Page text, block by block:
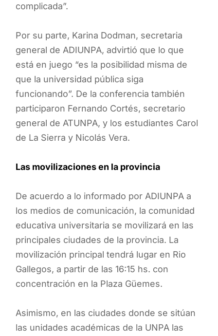
complicada”.
Por su parte, Karina Dodman, secretaria
general de ADIUNPA, advirtió que lo que
está en juego “es la posibilidad misma de
que la universidad pública siga
funcionando”. De la conferencia también
participaron Fernando Cortés, secretario
general de ATUNPA, y los estudiantes Carol
de La Sierra y Nicolás Vera.
Las movilizaciones en la provincia
De acuerdo a lo informado por ADIUNPA a
los medios de comunicación, la comunidad
educativa universitaria se movilizará en las
principales ciudades de la provincia. La
movilización principal tendrá lugar en Rio
Gallegos, a partir de las 16:15 hs. con
concentración en la Plaza Güemes.
Asimismo, en las ciudades donde se sitúan
las unidades académicas de la UNPA las